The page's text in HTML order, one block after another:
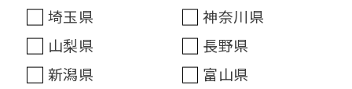
埼玉県
神奈川県
山梨県
長野県
新潟県
富山県